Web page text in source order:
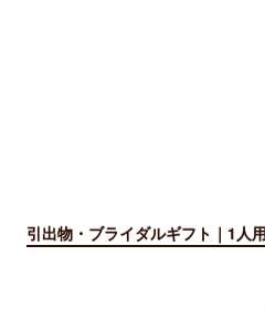
引出物・ブライダルギフト｜1人